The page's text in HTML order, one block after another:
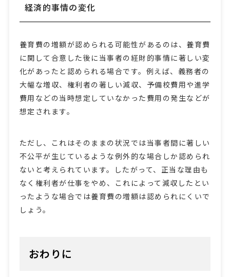
経済的事情の変化
養育費の増額が認められる可能性があるのは、養育費
に関して合意した後に当事者の経財的事情に著しい変
化があったと認められる場合です。例えば、義務者の
大幅な増収、権利者の著しい減収、予備校費用や進学
費用などの当時想定していなかった費用の発生などが
想定されます。
ただし、これはそのままの状況では当事者間に著しい
不公平が生じているような例外的な場合しか認められ
ないと考えられています。したがって、正当な理由も
なく権利者が仕事をやめ、これによって減収したとい
ったような場合では養育費の増額は認められにくいで
しょう。
おわりに